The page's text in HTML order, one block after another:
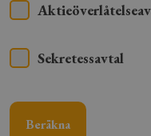
Sekretessavtal
Beräkna